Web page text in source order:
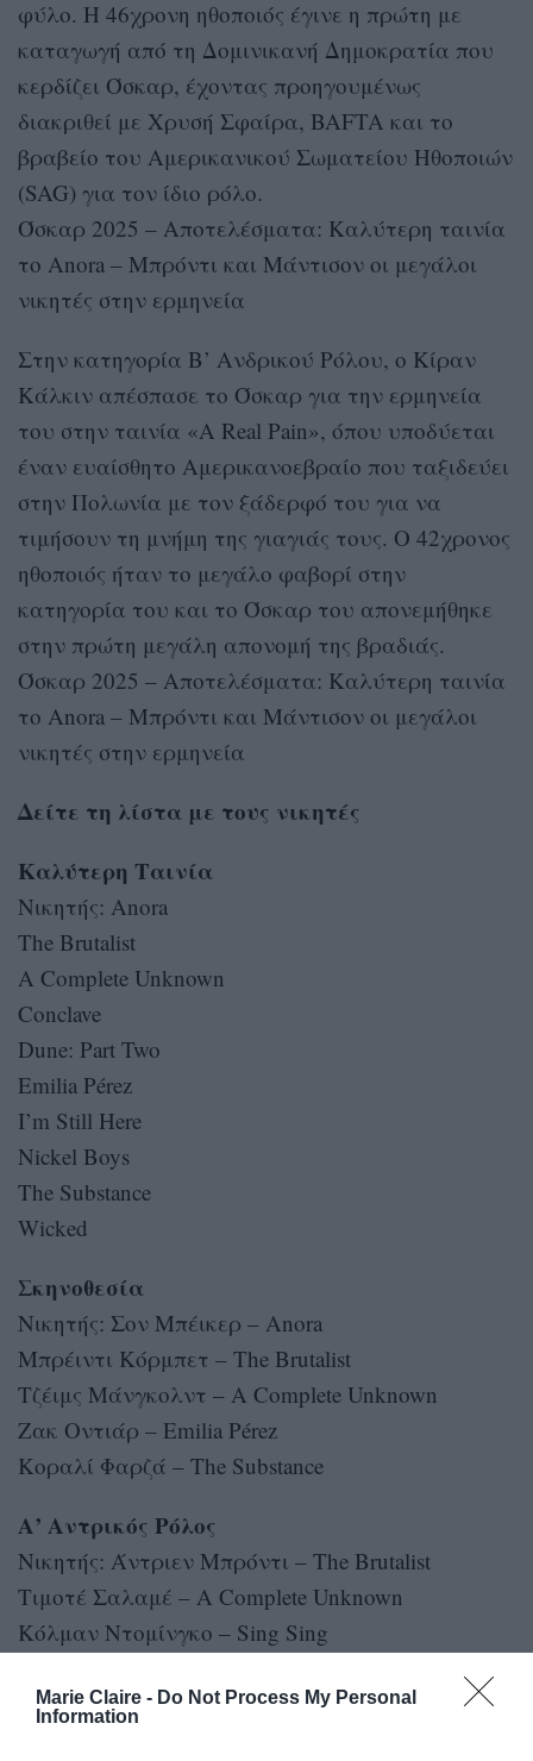
Marie Claire - Do Not Process My Personal
Information
φύλο. Η 46χρονη ηθοποιός έγινε η πρώτη με
καταγωγή από τη Δομινικανή Δημοκρατία που
κερδίζει Όσκαρ, έχοντας προηγουμένως
διακριθεί με Χρυσή Σφαίρα, BAFTA και το
βραβείο του Αμερικανικού Σωματείου Ηθοποιών
(SAG) για τον ίδιο ρόλο.
Όσκαρ 2025 – Αποτελέσματα: Καλύτερη ταινία
το Anora – Μπρόντι και Μάντισον οι μεγάλοι
νικητές στην ερμηνεία
Στην κατηγορία Β’ Ανδρικού Ρόλου, ο Κίραν
Κάλκιν απέσπασε το Όσκαρ για την ερμηνεία
του στην ταινία «A Real Pain», όπου υποδύεται
έναν ευαίσθητο Αμερικανοεβραίο που ταξιδεύει
στην Πολωνία με τον ξάδερφό του για να
τιμήσουν τη μνήμη της γιαγιάς τους. Ο 42χρονος
ηθοποιός ήταν το μεγάλο φαβορί στην
κατηγορία του και το Όσκαρ του απονεμήθηκε
στην πρώτη μεγάλη απονομή της βραδιάς.
Όσκαρ 2025 – Αποτελέσματα: Καλύτερη ταινία
το Anora – Μπρόντι και Μάντισον οι μεγάλοι
νικητές στην ερμηνεία
Δείτε τη λίστα με τους νικητές
Καλύτερη Ταινία
Nικητής: Anora
The Brutalist
A Complete Unknown
Conclave
Dune: Part Two
Emilia Pérez
I’m Still Here
Nickel Boys
The Substance
Wicked
Σκηνοθεσία
Νικητής: Σον Μπέικερ – Anora
Μπρέιντι Κόρμπετ – The Brutalist
Τζέιμς Μάνγκολντ – A Complete Unknown
Ζακ Οντιάρ – Emilia Pérez
Κοραλί Φαρζά – The Substance
Α’ Αντρικός Ρόλος
Νικητής: Άντριεν Μπρόντι – The Brutalist
Τιμοτέ Σαλαμέ – A Complete Unknown
Κόλμαν Ντομίνγκο – Sing Sing
Σεμπάστιαν Σταν – The Apprentice